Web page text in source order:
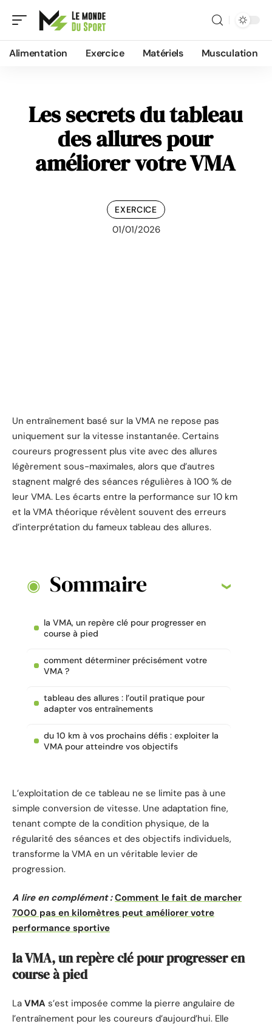
Alimentation Exercice Matériels Musculation
Les secrets du tableau
des allures pour
améliorer votre VMA
EXERCICE
01/01/2026
Un entraînement basé sur la VMA ne repose pas
uniquement sur la vitesse instantanée. Certains
coureurs progressent plus vite avec des allures
légèrement sous-maximales, alors que d’autres
stagnent malgré des séances régulières à 100 % de
leur VMA. Les écarts entre la performance sur 10 km
et la VMA théorique révèlent souvent des erreurs
d’interprétation du fameux tableau des allures.
Sommaire
la VMA, un repère clé pour progresser en
course à pied
comment déterminer précisément votre
VMA ?
tableau des allures : l’outil pratique pour
adapter vos entraînements
du 10 km à vos prochains défis : exploiter la
VMA pour atteindre vos objectifs
L’exploitation de ce tableau ne se limite pas à une
simple conversion de vitesse. Une adaptation fine,
tenant compte de la condition physique, de la
régularité des séances et des objectifs individuels,
transforme la VMA en un véritable levier de
progression.
A lire en complément : Comment le fait de marcher
7000 pas en kilomètres peut améliorer votre
performance sportive
la VMA, un repère clé pour progresser en
course à pied
La VMA s’est imposée comme la pierre angulaire de
l’entraînement pour les coureurs d’aujourd’hui. Elle